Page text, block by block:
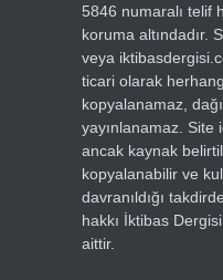
5846 numaralı telif
koruma altındadır.
veya
ticari olarak
kopyalanamaz,
yayınlanamaz. Site
ancak kaynak
kopyalanabilir ve
davranıldığı
hakkı İktibas
aittir.